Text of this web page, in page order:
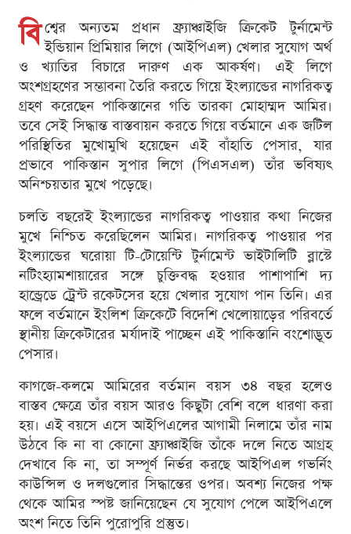
বি শ্বের অন্যতম প্রধান ফ্র্যাঞ্চাইজি ক্রিকেট টুর্নামেন্ট
ইন্ডিয়ান প্রিমিয়ার লিগে (আইপিএল) খেলার সুযোগ অর্থ
ও খ্যাতির বিচারে দারুণ এক আকর্ষণ। এই লিগে
অংশগ্রহণের সম্ভাবনা তৈরি করতে গিয়ে ইংল্যান্ডের নাগরিকত্ব
গ্রহণ করেছেন পাকিস্তানের গতি তারকা মোহাম্মদ আমির।
তবে সেই সিদ্ধান্ত বাস্তবায়ন করতে গিয়ে বর্তমানে এক জটিল
পরিস্থিতির মুখোমুখি হয়েছেন এই বাঁহাতি পেসার, যার
প্রভাবে পাকিস্তান সুপার লিগে (পিএসএল) তাঁর ভবিষ্যৎ
অনিশ্চয়তার মুখে পড়েছে।
চলতি বছরেই ইংল্যান্ডের নাগরিকত্ব পাওয়ার কথা নিজের
মুখে নিশ্চিত করেছিলেন আমির। নাগরিকত্ব পাওয়ার পর
ইংল্যান্ডের ঘরোয়া টি-টোয়েন্টি টুর্নামেন্ট ভাইটালিটি ব্লাস্টে
নটিংহ্যামশায়ারের সঙ্গে চুক্তিবদ্ধ হওয়ার পাশাপাশি দ্য
হান্ড্রেডে ট্রেন্ট রকেটসের হয়ে খেলার সুযোগ পান তিনি। এর
ফলে বর্তমানে ইংলিশ ক্রিকেটে বিদেশি খেলোয়াড়ের পরিবর্তে
স্থানীয় ক্রিকেটারের মর্যাদাই পাচ্ছেন এই পাকিস্তানি বংশোদ্ভূত
পেসার।
কাগজে-কলমে আমিরের বর্তমান বয়স ৩৪ বছর হলেও
বাস্তব ক্ষেত্রে তাঁর বয়স আরও কিছুটা বেশি বলে ধারণা করা
হয়। এই বয়সে এসে আইপিএলের আগামী নিলামে তাঁর নাম
উঠবে কি না বা কোনো ফ্র্যাঞ্চাইজি তাঁকে দলে নিতে আগ্রহ
দেখাবে কি না, তা সম্পূর্ণ নির্ভর করছে আইপিএল গভর্নিং
কাউন্সিল ও দলগুলোর সিদ্ধান্তের ওপর। অবশ্য নিজের পক্ষ
থেকে আমির স্পষ্ট জানিয়েছেন যে সুযোগ পেলে আইপিএলে
অংশ নিতে তিনি পুরোপুরি প্রস্তুত।